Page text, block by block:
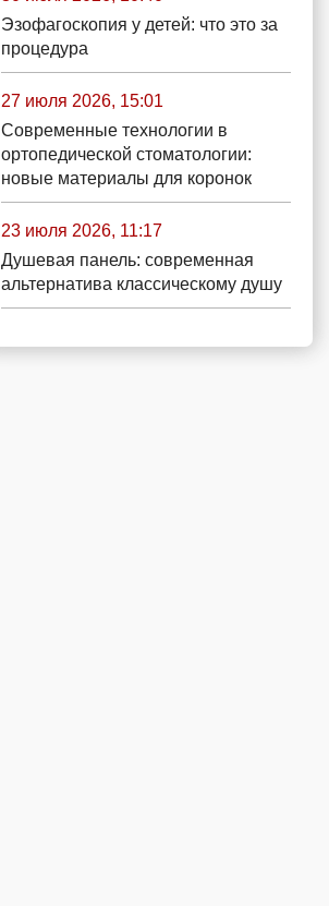
Эзофагоскопия у детей: что это за
процедура
27 июля 2026, 15:01
Современные технологии в
ортопедической стоматологии:
новые материалы для коронок
23 июля 2026, 11:17
Душевая панель: современная
альтернатива классическому душу